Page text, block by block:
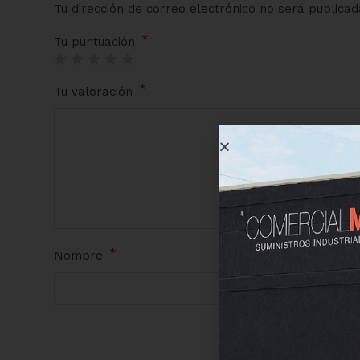
Tu dirección de correo electrónico no será
Tu puntuación *
Tu valoración *
Nombre *